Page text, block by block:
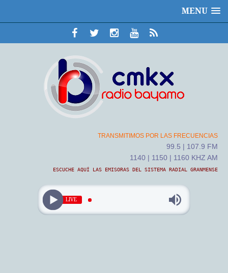
MENU
TRANSMITIMOS POR LAS FRECUENCIAS
99.5 | 107.9 FM
1140 | 1150 | 1160 KHZ AM
ESCUCHE AQUÍ LAS EMISORAS DEL SISTEMA RADIAL GRANMENSE
LIVE